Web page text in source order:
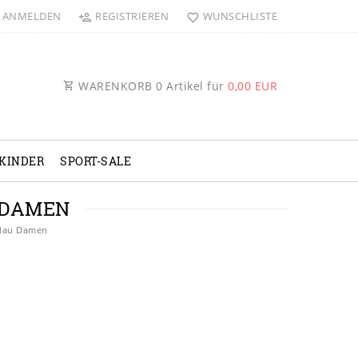
ANMELDEN REGISTRIEREN WUNSCHLISTE
WARENKORB 0 Artikel für 0,00 EUR
SPORT-SALE
Damen